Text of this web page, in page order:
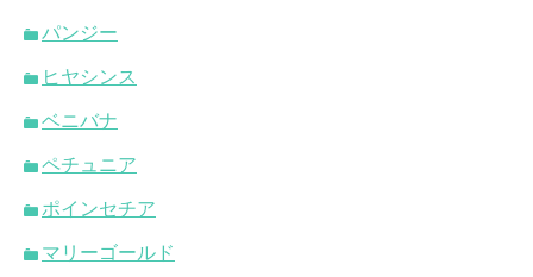
パンジー
ヒヤシンス
ベニバナ
ペチュニア
ポインセチア
マリーゴールド